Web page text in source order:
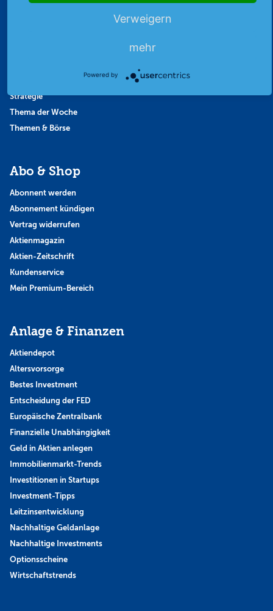
Strategie
Thema der Woche
Themen & Börse
Abo & Shop
Abonnent werden
Abonnement kündigen
Vertrag widerrufen
Aktienmagazin
Aktien-Zeitschrift
Kundenservice
Mein Premium-Bereich
Anlage & Finanzen
Aktiendepot
Altersvorsorge
Bestes Investment
Entscheidung der FED
Europäische Zentralbank
Finanzielle Unabhängigkeit
Geld in Aktien anlegen
Immobilienmarkt-Trends
Investitionen in Startups
Investment-Tipps
Leitzinsentwicklung
Nachhaltige Geldanlage
Nachhaltige Investments
Optionsscheine
Wirtschaftstrends
Verweigern
mehr
Powered by